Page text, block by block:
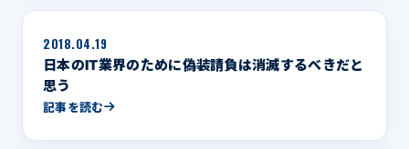
2018.04.19
日本のIT業界のために偽装請負は消滅するべきだと
思う
記事を読む